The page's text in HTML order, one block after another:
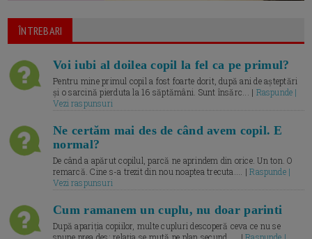
ÎNTREBARI
Voi iubi al doilea copil la fel ca pe primul?
Pentru mine primul copil a fost foarte dorit, după ani de așteptări
și o sarcină pierduta la 16 săptămâni. Sunt însărc... | Raspunde |
Vezi raspunsuri
Ne certăm mai des de când avem copil. E
normal?
De când a apărut copilul, parcă ne aprindem din orice. Un ton. O
remarcă. Cine s-a trezit din nou noaptea trecuta.... |Raspunde |
Vezi raspunsuri
Cum ramanem un cuplu, nu doar parinti
După apariția copiilor, multe cupluri descoperă ceva ce nu se